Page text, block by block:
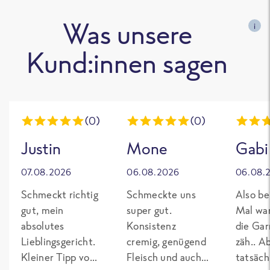
Was unsere
Kund:innen sagen
i
(0)
Justin
07.08.2026
Schmeckt richtig
gut, mein
absolutes
Lieblingsgericht.
Kleiner Tipp von
(0)
Mone
06.08.2026
Schmeckte uns
super gut.
Konsistenz
cremig, genügend
Fleisch und auch
Gabi
Also
Mal
die
zäh..